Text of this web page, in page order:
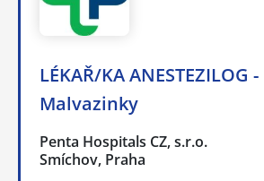
LÉKAŘ/KA ANESTEZILOG -
Malvazinky
Penta Hospitals CZ, s.r.o.
Smíchov, Praha